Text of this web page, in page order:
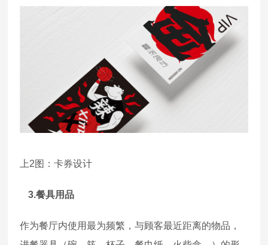
上2图：卡券设计
3.餐具用品
作为餐厅内使用最为频繁，与顾客最近距离的物品，